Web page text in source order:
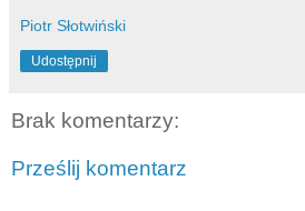
Piotr Słotwiński
Udostępnij
Brak komentarzy:
Prześlij komentarz